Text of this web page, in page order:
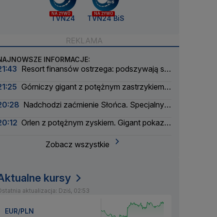
NA ŻYWO
TVN24
NA ŻYWO
TVN24 BiS
INFORMACJE:
Resort finansów ostrzega: podszywają się
Górniczy gigant z potężnym zastrzykiem
Nadchodzi zaćmienie Słońca. Specjalny
Orlen z potężnym zyskiem. Gigant pokazał
Zobacz wszystkie
kursy
aktualizacja: Dziś, 02:53
EUR/PLN